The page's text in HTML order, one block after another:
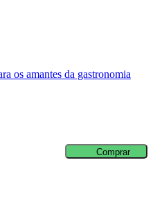
os amantes da gastronomia
Comprar